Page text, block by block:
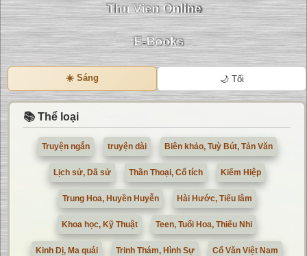
☀️ Sáng 🌙 Tối
📚 Thể loại
Truyện ngắn truyện dài Biên khảo, Tuỳ Bút, Tản Văn
Lịch sử, Dã sử Thần Thoại, Cổ tích Kiếm Hiệp
Trung Hoa, Huyền Huyễn Hài Hước, Tiếu lâm
Khoa học, Kỹ Thuật Teen, Tuổi Hoa, Thiếu Nhi
Kinh Dị, Ma quái Trinh Thám, Hình Sự Cổ Văn Việt Nam